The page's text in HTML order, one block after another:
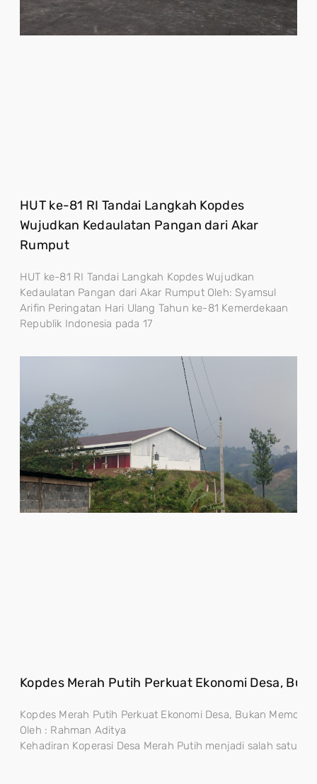
HUT ke-81 RI Tandai Langkah Kopdes
Wujudkan Kedaulatan Pangan dari Akar
Rumput
HUT ke-81 RI Tandai Langkah Kopdes Wujudkan
Kedaulatan Pangan dari Akar Rumput Oleh: Syamsul
Arifin Peringatan Hari Ulang Tahun ke-81 Kemerdekaan
Republik Indonesia pada 17
Kopdes Merah Putih Perkuat Ekonomi Desa,
Kopdes Merah Putih Perkuat Ekonomi Desa, Bukan
Oleh : Rahman Aditya
Kehadiran Koperasi Desa Merah Putih menjadi salah satu